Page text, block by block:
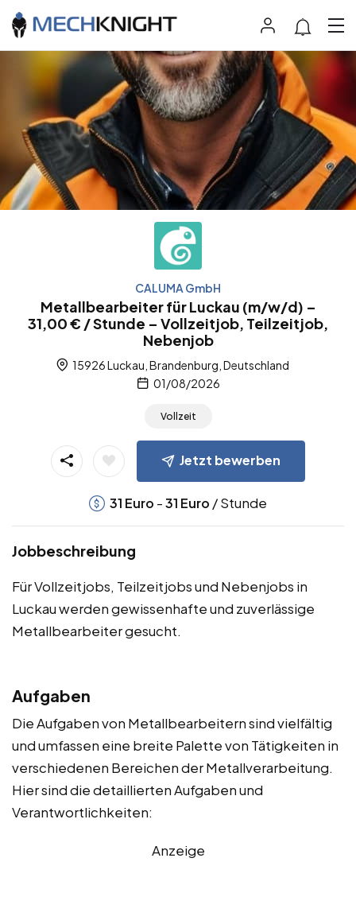
CALUMA GmbH
Metallbearbeiter für Luckau (m/w/d) –
31,00 € / Stunde – Vollzeitjob, Teilzeitjob,
Nebenjob
15926 Luckau, Brandenburg, Deutschland
01/08/2026
Vollzeit
Jetzt bewerben
31 Euro -31 Euro / Stunde
Jobbeschreibung
Für Vollzeitjobs, Teilzeitjobs und Nebenjobs in
Luckau werden gewissenhafte und zuverlässige
Metallbearbeiter gesucht.
Aufgaben
Die Aufgaben von Metallbearbeitern sind vielfältig
und umfassen eine breite Palette von Tätigkeiten in
verschiedenen Bereichen der Metallverarbeitung.
Hier sind die detaillierten Aufgaben und
Verantwortlichkeiten:
Anzeige